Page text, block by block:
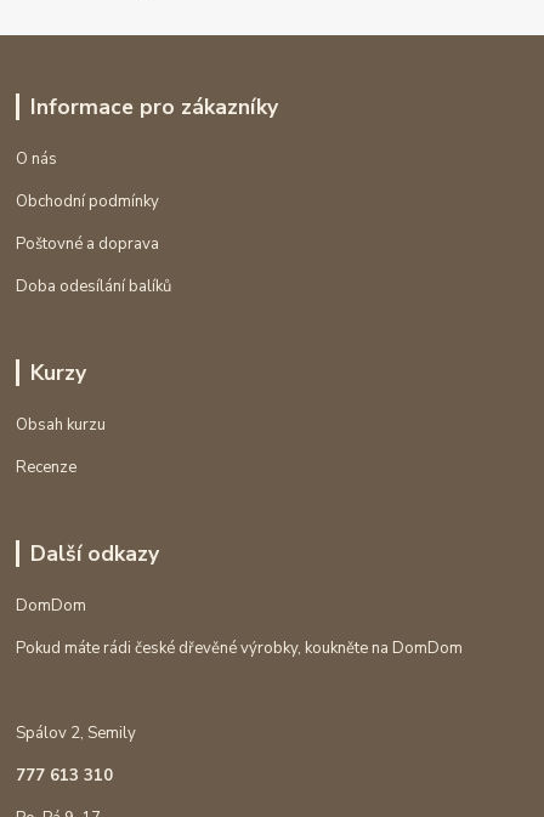
Informace pro zákazníky
O nás
Obchodní podmínky
Poštovné a doprava
Doba odesílání balíků
Kurzy
Obsah kurzu
Recenze
Další odkazy
DomDom
Pokud máte rádi české dřevěné výrobky, koukněte na DomDom
Spálov 2, Semily
777 613 310